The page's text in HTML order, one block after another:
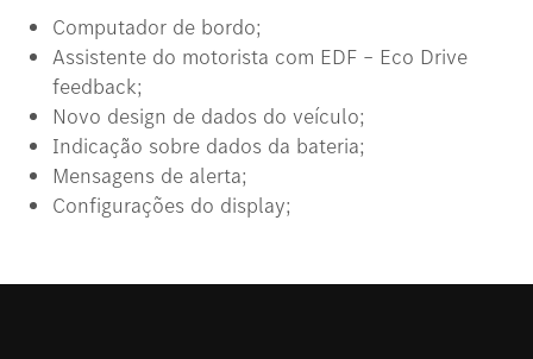
Computador de bordo;
Assistente do motorista com EDF – Eco Drive
feedback;
Novo design de dados do veículo;
Indicação sobre dados da bateria;
Mensagens de alerta;
Configurações do display;